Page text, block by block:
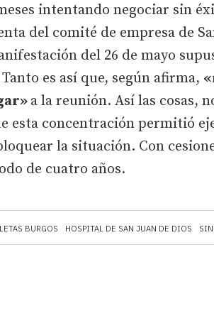
BURGOS HOSPITAL DE SAN JUAN DE DIOS
intentando negociar sin
del comité de empresa de
del 26 de mayo
es así que, según afirma,
a la reunión. Así las cosas,
esta concentración permitió
la situación. Con
de cuatro años.